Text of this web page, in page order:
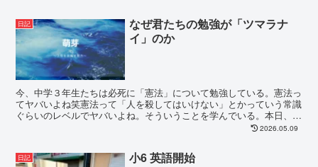
日記
なぜ君たちの勉強が「ツマラナ
イ」のか
今、中学３年生たちは必死に「憲法」について勉強している。憲法っ
てヤバいよね笑憲法って「人を殺してはいけない」とかっていう常識
ぐらいのレベルでヤバいよね。そういうことを学んでいる。本日、中
学３年生に「結局、憲法違反いたらどうなるんですか？」...2026.05.09
日記 小6 英語開始